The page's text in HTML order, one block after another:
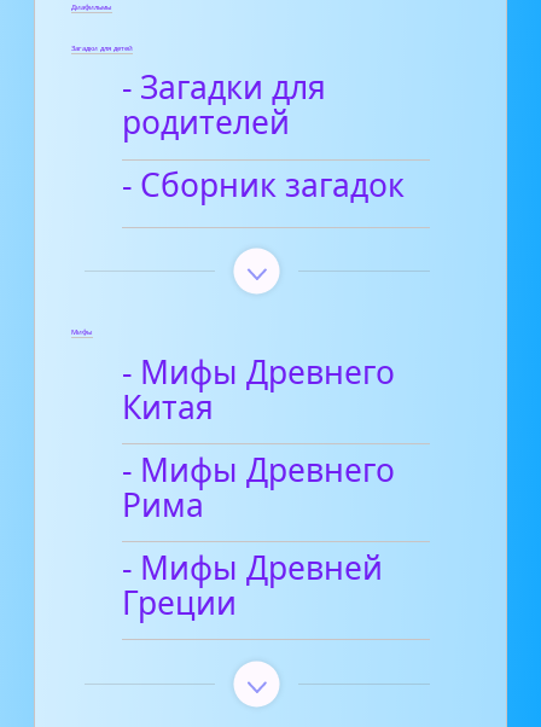
Диафильмы
Загадки для детей
- Загадки для
родителей
- Сборник загадок
Мифы
- Мифы Древнего
Китая
- Мифы Древнего
Рима
- Мифы Древней
Греции